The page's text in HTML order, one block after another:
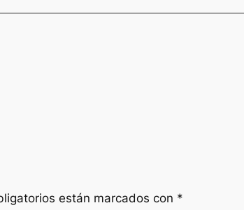
están marcados con *